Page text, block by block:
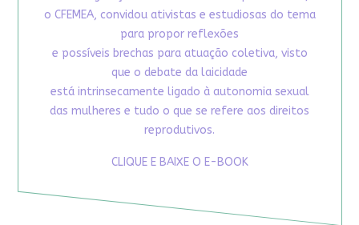
o CFEMEA, convidou ativistas e estudiosas do tema
para propor reflexões
e possíveis brechas para atuação coletiva, visto
que o debate da laicidade
está intrinsecamente ligado à autonomia sexual
das mulheres e tudo o que se refere aos direitos
reprodutivos.
CLIQUE E BAIXE O E-BOOK